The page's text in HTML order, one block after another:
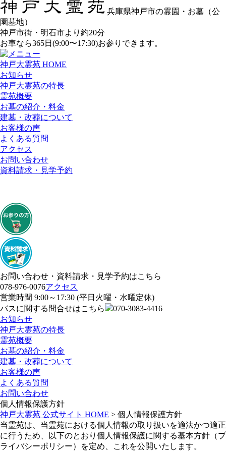
兵庫県神戸市の霊園・お墓（公
園墓地）
神戸市街・明石市より約20分
お車なら365日(9:00〜17:30)お参りできます。
神戸大霊苑 HOME
お知らせ
神戸大霊苑の特長
霊苑概要
お墓の紹介・料金
建墓・改葬について
お客様の声
よくある質問
アクセス
お問い合わせ
資料請求・見学予約
お問い合わせ・資料請求・見学予約はこちら
078-976-0076アクセス
営業時間 9:00～17:30 (平日火曜・水曜定休)
バスに関する問合せはこちら
070-3083-4416
お知らせ
神戸大霊苑の特長
霊苑概要
お墓の紹介・料金
建墓・改葬について
お客様の声
よくある質問
お問い合わせ
個人情報保護方針
神戸大霊苑 公式サイト HOME > 個人情報保護方針
当霊苑は、当霊苑における個人情報の取り扱いを適法かつ適正
に行うため、以下のとおり個人情報保護に関する基本方針（プ
ライバシーポリシー）を定め、これを公開いたします。